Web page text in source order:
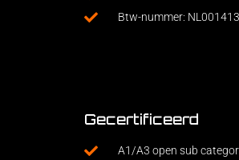
Btw-nummer:
Gecertificeerd
A1/A3 open sub